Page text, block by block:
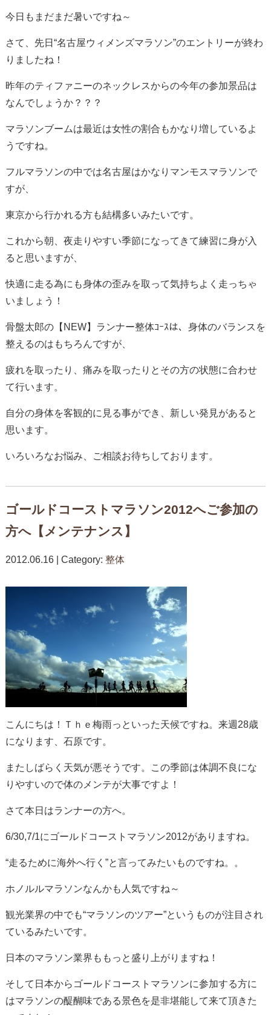
今日もまだまだ暑いですね～
さて、先日“名古屋ウィメンズマラソン”のエントリーが終わ
りましたね！
昨年のティファニーのネックレスからの今年の参加景品は
なんでしょうか？？？
マラソンブームは最近は女性の割合もかなり増しているよ
うですね。
フルマラソンの中では名古屋はかなりマンモスマラソンで
すが、
東京から行かれる方も結構多いみたいです。
これから朝、夜走りやすい季節になってきて練習に身が入
ると思いますが、
快適に走る為にも身体の歪みを取って気持ちよく走っちゃ
いましょう！
骨盤太郎の【NEW】ランナー整体ｺｰｽは、身体のバランスを
整えるのはもちろんですが、
疲れを取ったり、痛みを取ったりとその方の状態に合わせ
て行います。
自分の身体を客観的に見る事ができ、新しい発見があると
思います。
いろいろなお悩み、ご相談お待ちしております。
ゴールドコーストマラソン2012へご参加の
方へ【メンテナンス】
2012.06.16 | Category: 整体
こんにちは！Ｔｈｅ梅雨っといった天候ですね。来週28歳
になります、石原です。
またしばらく天気が悪そうです。この季節は体調不良にな
りやすいので体のメンテが大事ですよ！
さて本日はランナーの方へ。
6/30,7/1にゴールドコーストマラソン2012がありますね。
“走るために海外へ行く”と言ってみたいものですね。。
ホノルルマラソンなんかも人気ですね～
観光業界の中でも“マラソンのツアー”というものが注目され
ているみたいです。
日本のマラソン業界ももっと盛り上がりますね！
そして日本からゴールドコーストマラソンに参加する方に
はマラソンの醍醐味である景色を是非堪能して来て頂きた